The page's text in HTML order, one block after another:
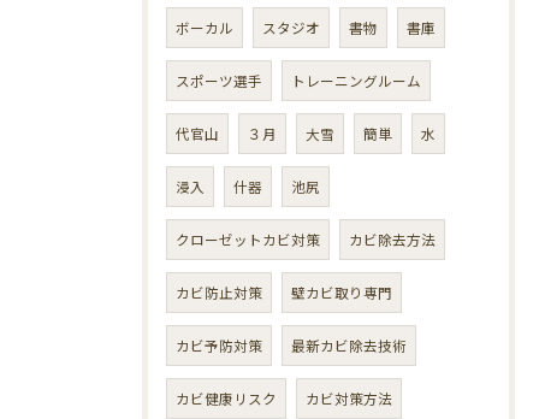
ボーカル スタジオ 書物 書庫
スポーツ選手 トレーニングルーム
代官山 ３月 大雪 簡単 水
浸入 什器 池尻
クローゼットカビ対策 カビ除去方法
カビ防止対策 壁カビ取り専門
カビ予防対策 最新カビ除去技術
カビ健康リスク カビ対策方法